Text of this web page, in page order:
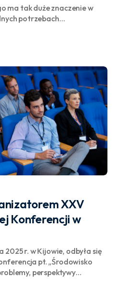
ma tak duże znaczenie w
potrzebach…
XXV
Konferencji w
r. w Kijowie, odbyła się
pt. „Środowisko
perspektywy…